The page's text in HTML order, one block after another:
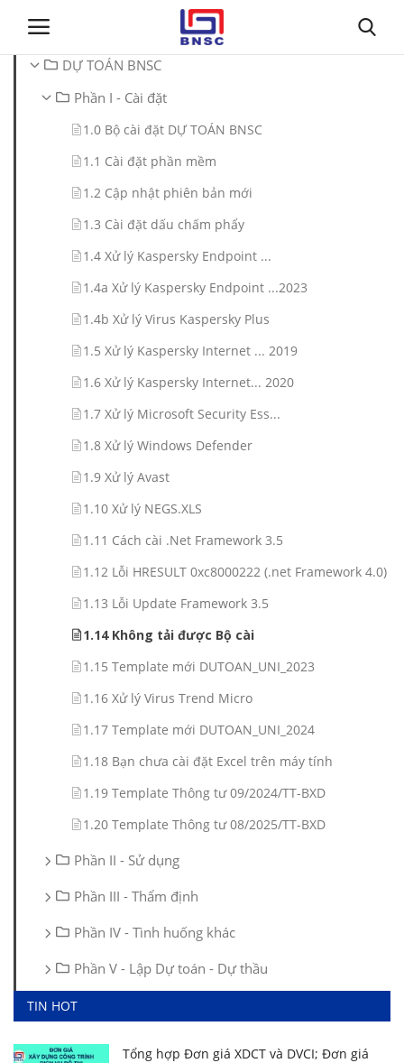
Đăng nhập
Trang chủ
Dự toán BNSC
DỰ TOÁN BNSC
Phần I - Cài đặt
1.0 Bộ cài đặt DỰ TOÁN BNSC
1.1 Cài đặt phần mềm
1.2 Cập nhật phiên bản mới
1.3 Cài đặt dấu chấm phẩy
1.4 Xử lý Kaspersky Endpoint ...
1.4a Xử lý Kaspersky Endpoint ...2023
1.4b Xử lý Virus Kaspersky Plus
1.5 Xử lý Kaspersky Internet ... 2019
1.6 Xử lý Kaspersky Internet... 2020
1.7 Xử lý Microsoft Security Ess...
1.8 Xử lý Windows Defender
1.9 Xử lý Avast
1.10 Xử lý NEGS.XLS
1.11 Cách cài .Net Framework 3.5
1.12 Lỗi HRESULT 0xc8000222 (.net Framework 4.0)
1.13 Lỗi Update Framework 3.5
1.14 Không tải được Bộ cài
1.15 Template mới DUTOAN_UNI_2023
1.16 Xử lý Virus Trend Micro
1.17 Template mới DUTOAN_UNI_2024
1.18 Bạn chưa cài đặt Excel trên máy tính
1.19 Template Thông tư 09/2024/TT-BXD
1.20 Template Thông tư 08/2025/TT-BXD
Phần II - Sử dụng
Phần III - Thẩm định
Phần IV - Tình huống khác
Phần V - Lập Dự toán - Dự thầu
TIN HOT
Tổng hợp Đơn giá XDCT và DVCI; Đơn giá